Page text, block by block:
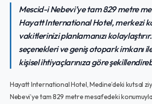
Mescid-i Nebevi’ye tam 829 metre
Hayatt International Hotel, merkezi
vakitlerinizi planlamanızı
seçenekleri ve geniş otopark imkanı
kişisel ihtiyaçlarınıza göre
Hayatt International Hotel, Medine’deki kutsal
Nebevi’ye tam 829 metre mesafedeki konumuyla